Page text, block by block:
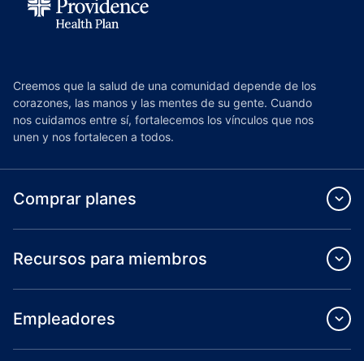
Creemos que la salud de una comunidad depende de los
corazones, las manos y las mentes de su gente. Cuando
nos cuidamos entre sí, fortalecemos los vínculos que nos
unen y nos fortalecen a todos.
Comprar planes
Recursos para miembros
Empleadores